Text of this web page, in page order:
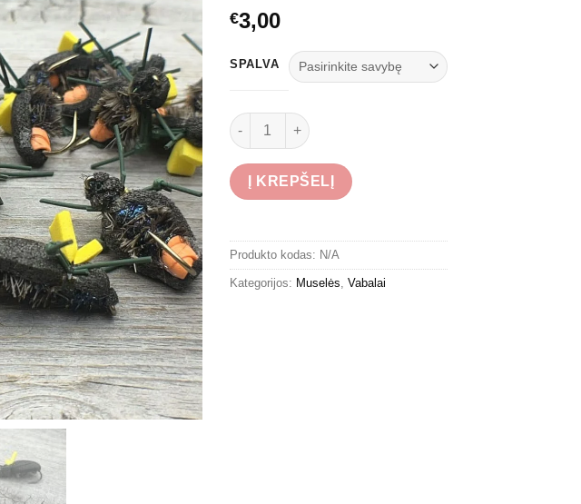
€3,00
SPALVA
produkto kiekis: E. Jurgilo Vabalas
Į KREPŠELĮ
Produkto kodas: N/A
Kategorijos: Muselės Vabalai